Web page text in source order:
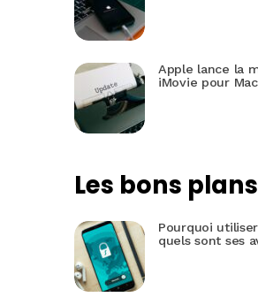
Apple lance la
iMovie pour
Les bons plans
Pourquoi
quels sont ses